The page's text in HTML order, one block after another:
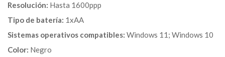
Resolución: Hasta 1600ppp
Tipo de batería: 1xAA
Sistemas operativos compatibles: Windows 11; Windows 10
Color: Negro